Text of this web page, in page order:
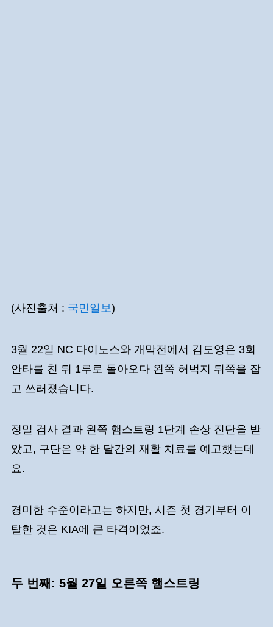
(사진출처 : 국민일보)
3월 22일 NC 다이노스와 개막전에서 김도영은 3회
안타를 친 뒤 1루로 돌아오다 왼쪽 허벅지 뒤쪽을 잡
고 쓰러졌습니다.
정밀 검사 결과 왼쪽 햄스트링 1단계 손상 진단을 받
았고, 구단은 약 한 달간의 재활 치료를 예고했는데
요.
경미한 수준이라고는 하지만, 시즌 첫 경기부터 이
탈한 것은 KIA에 큰 타격이었죠.
두 번째: 5월 27일 오른쪽 햄스트링